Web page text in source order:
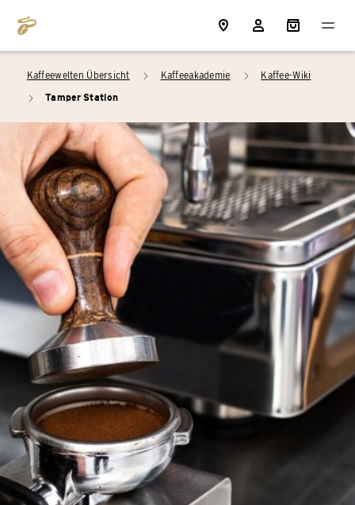
Kaffeewelten Übersicht arrow_right Kaffeeakademie arrow_right Kaffee-Wiki
arrow_right Tamper Station